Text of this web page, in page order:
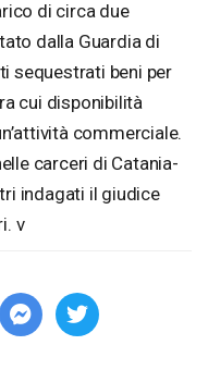
di circa due
dalla Guardia di
sequestrati beni per
cui disponibilità
commerciale.
carceri di Catania-
indagati il giudice
v